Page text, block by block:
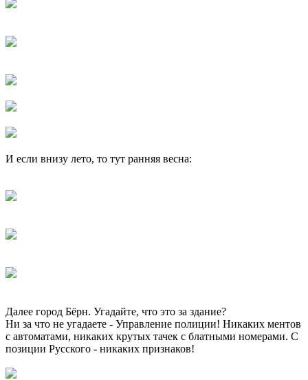
И если внизу лето, то тут ранняя весна:
Далее город Бёрн. Угадайте, что это за здание?
Ни за что не угадаете - Управление полиции! Никаких ментов
с автоматами, никаких крутых тачек с блатными номерами. С
позиции Русского - никаких признаков!